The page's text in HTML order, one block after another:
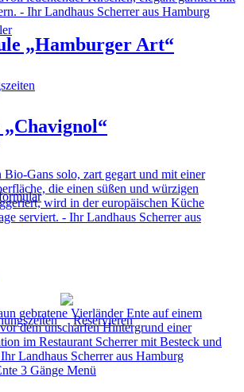
„Hamburger Art“
„Chavignol“